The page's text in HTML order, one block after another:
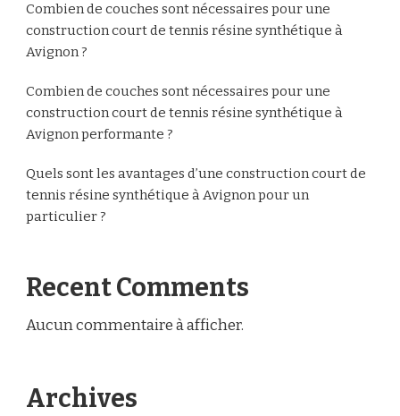
Combien de couches sont nécessaires pour une
construction court de tennis résine synthétique à
Avignon ?
Combien de couches sont nécessaires pour une
construction court de tennis résine synthétique à
Avignon performante ?
Quels sont les avantages d’une construction court de
tennis résine synthétique à Avignon pour un
particulier ?
Recent Comments
Aucun commentaire à afficher.
Archives